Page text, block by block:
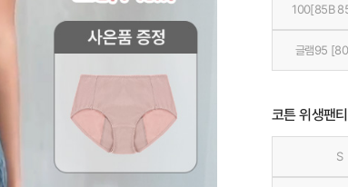
100[85B
글램95
코튼 위생팬
S